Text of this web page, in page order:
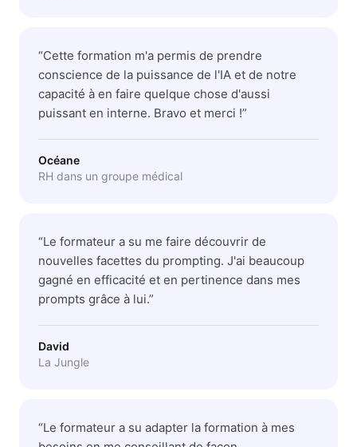
“Cette formation m'a permis de prendre
conscience de la puissance de l'IA et de notre
capacité à en faire quelque chose d'aussi
puissant en interne. Bravo et merci !”
Océane
RH dans un groupe médical
“Le formateur a su me faire découvrir de
nouvelles facettes du prompting. J'ai beaucoup
gagné en efficacité et en pertinence dans mes
prompts grâce à lui.”
David
La Jungle
“Le formateur a su adapter la formation à mes